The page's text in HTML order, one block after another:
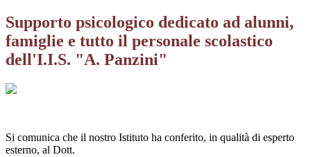
Supporto psicologico dedicato ad alunni,
famiglie e tutto il personale scolastico
dell'I.I.S. "A. Panzini"
Si comunica che il nostro Istituto ha conferito, in qualità di esperto
esterno, al Dott.